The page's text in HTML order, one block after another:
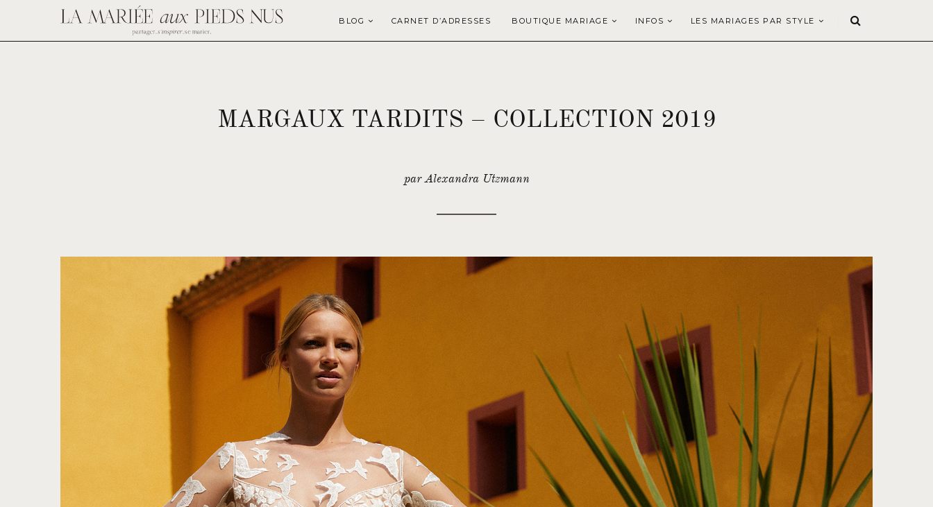
BLOG CARNET D’ADRESSES BOUTIQUE MARIAGE INFOS LES MARIAGES PAR STYLE
MARGAUX TARDITS – COLLECTION 2019
par Alexandra Utzmann